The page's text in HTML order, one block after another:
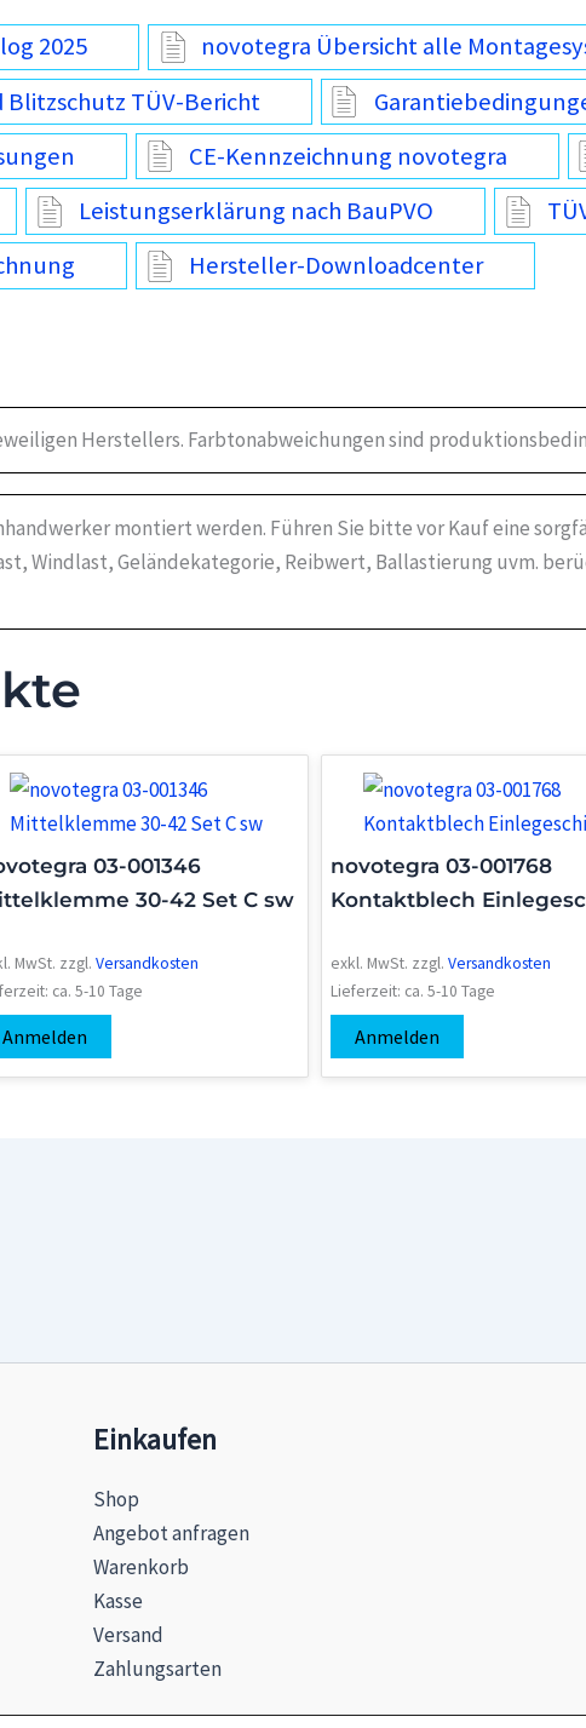
2025
novotegra Übersicht alle
TÜV-Bericht
CE-Kennzeichnung novotegra
Leistungserklärung nach BauPVO
Hersteller-Downloadcenter
Herstellers. Farbtonabweichungen sind
montiert werden. Führen Sie bitte vor Kauf eine
Windlast, Geländekategorie, Reibwert, Ballastierung uvm.
03-001346
30-42 Set C sw
MwSt. zzgl. Versandkosten
ca. 5-10 Tage
Anmelden
novotegra 03-001768
Kontaktblech
exkl. MwSt. zzgl. Versandkosten
Lieferzeit: ca. 5-10 Tage
Anmelden
Einkaufen
Shop
Angebot anfragen
Warenkorb
Kasse
Versand
Zahlungsarten